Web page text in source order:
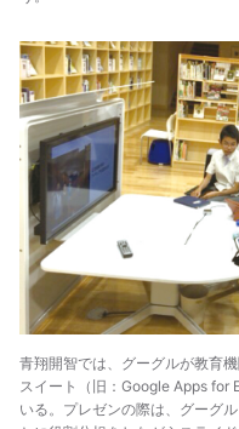
青翔開智では、グーグルが教育
スイート（旧：Google Apps for
いる。プレゼンの際は、グーグ